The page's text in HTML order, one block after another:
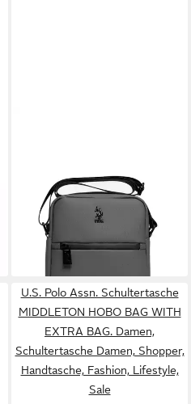
Unisex, Umhängtasche unisex,
Crossbody Bag, Festival,
Konzert, Outdoor, Sale
60,00 €
lieferbar - in 2-3 Werktagen bei dir
U.S. Polo Assn. Schultertasche
MIDDLETON HOBO BAG WITH
EXTRA BAG. Damen,
Schultertasche Damen, Shopper,
Handtasche, Fashion, Lifestyle,
Sale